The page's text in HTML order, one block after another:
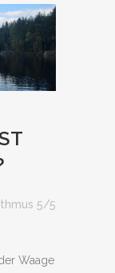
5/5
Waage